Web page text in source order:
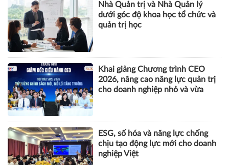
Nhà Quản trị và Nhà Quản lý
dưới góc độ khoa học tổ chức và
quản trị học
Khai giảng Chương trình CEO
2026, nâng cao năng lực quản trị
cho doanh nghiệp nhỏ và vừa
ESG, số hóa và năng lực chống
chịu tạo động lực mới cho doanh
nghiệp Việt